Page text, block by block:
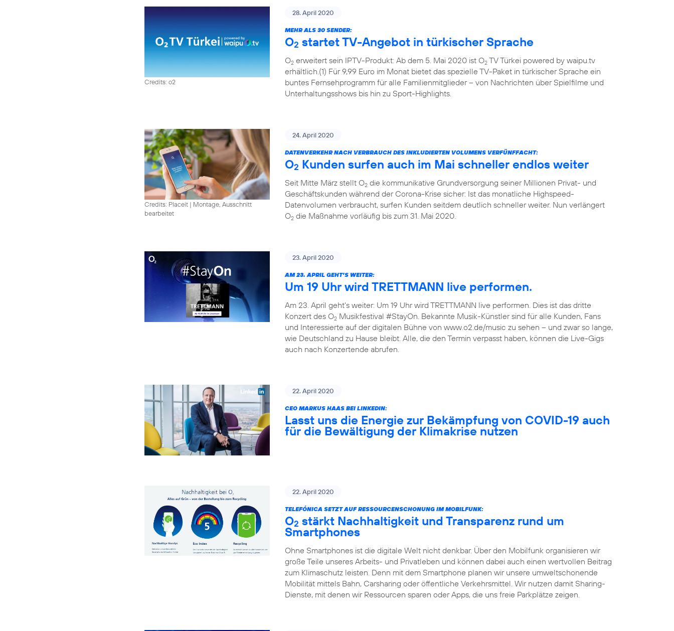
Credits: o2
28. April 2020
MEHR ALS 30 SENDER:
O2 startet TV-Angebot in türkischer Sprache
O2 erweitert sein IPTV-Produkt: Ab dem 5. Mai 2020 ist O2 TV Türkei powered by waipu.tv
erhältlich.(1) Für 9,99 Euro im Monat bietet das spezielle TV-Paket in türkischer Sprache ein
buntes Fernsehprogramm für alle Familienmitglieder – von Nachrichten über Spielfilme und
Unterhaltungsshows bis hin zu Sport-Highlights.
Credits: Placeit | Montage, Ausschnitt
bearbeitet
24. April 2020
DATENVERKEHR NACH VERBRAUCH DES INKLUDIERTEN VOLUMENS VERFÜNFFACHT:
O2 Kunden surfen auch im Mai schneller endlos weiter
Seit Mitte März stellt O2 die kommunikative Grundversorgung seiner Millionen Privat- und
Geschäftskunden während der Corona-Krise sicher: Ist das monatliche Highspeed-
Datenvolumen verbraucht, surfen Kunden seitdem deutlich schneller weiter. Nun verlängert
O2 die Maßnahme vorläufig bis zum 31. Mai 2020.
23. April 2020
AM 23. APRIL GEHT’S WEITER:
Um 19 Uhr wird TRETTMANN live performen.
Am 23. April geht’s weiter: Um 19 Uhr wird TRETTMANN live performen. Dies ist das dritte
Konzert des O2 Musikfestival #StayOn. Bekannte Musik-Künstler sind für alle Kunden, Fans
und Interessierte auf der digitalen Bühne von www.o2.de/music zu sehen – und zwar so lange,
wie Deutschland zu Hause bleibt. Alle, die den Termin verpasst haben, können die Live-Gigs
auch nach Konzertende abrufen.
22. April 2020
CEO MARKUS HAAS BEI LINKEDIN:
Lasst uns die Energie zur Bekämpfung von COVID-19 auch
für die Bewältigung der Klimakrise nutzen
22. April 2020
TELEFÓNICA SETZT AUF RESSOURCENSCHONUNG IM MOBILFUNK:
O2 stärkt Nachhaltigkeit und Transparenz rund um
Smartphones
Ohne Smartphones ist die digitale Welt nicht denkbar. Über den Mobilfunk organisieren wir
große Teile unseres Arbeits- und Privatleben und können dabei auch einen wertvollen Beitrag
zum Klimaschutz leisten. Denn mit dem Smartphone planen wir unsere umweltschonende
Mobilität mittels Bahn, Carsharing oder öffentliche Verkehrsmittel. Wir nutzen damit Sharing-
Dienste, mit denen wir Ressourcen sparen oder Apps, die uns freie Parkplätze zeigen.